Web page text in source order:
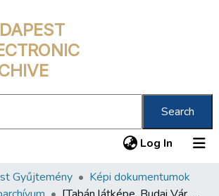
Search
Log In (current)
Gyűjtemény
Képi dokumentumok